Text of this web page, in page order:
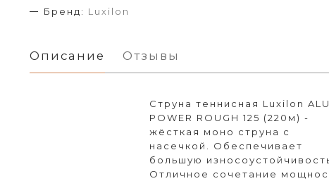
Бренд: Luxilon
Описание Отзывы
Струна теннисная Luxilon ALU
POWER ROUGH 125 (220м) -
жёсткая моно струна с
насечкой. Обеспечивает
большую
Отличное сочетание